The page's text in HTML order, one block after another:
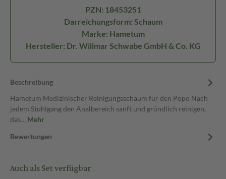
PZN: 18453251
Darreichungsform: Schaum
Marke: Hametum
Hersteller: Dr. Willmar Schwabe GmbH & Co. KG
Beschreibung
Hametum Medizinischer Reinigungsschaum für den Popo Nach
jedem Stuhlgang den Analbereich sanft und gründlich reinigen,
das… Mehr
Bewertungen
Auch als Set verfügbar